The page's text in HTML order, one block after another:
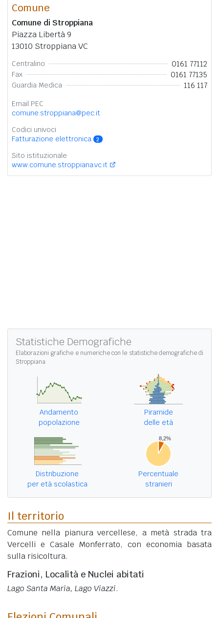
Comune
Comune di Stroppiana
Piazza Libertà 9
13010 Stroppiana VC
Centralino 0161 77112
Fax 0161 77135
Guardia Medica 116 117
Email PEC
comune.stroppiana@pec.it
Codici univoci
Fatturazione elettronica
2
Sito istituzionale
www.comune.stroppiana.vc.it
Statistiche Demografiche
Elaborazioni grafiche e numeriche con le statistiche demografiche di
Stroppiana
Andamento
popolazione
Piramide
delle età
Distribuzione
per età scolastica
Percentuale
stranieri
Il territorio
Comune nella pianura vercellese, a metà strada tra
Vercelli e Casale Monferrato, con economia basata
sulla risicoltura.
Frazioni, Località e Nuclei abitati
Lago Santa Maria, Lago Viazzi.